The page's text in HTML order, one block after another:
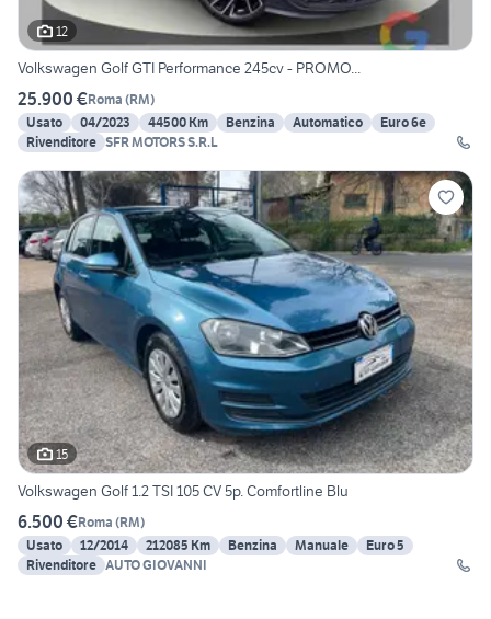
12
Volkswagen Golf GTI Performance 245cv - PROMO...
25.900 €Roma (RM)
Usato
04/2023 44500 Km Benzina Automatico
Euro 6e
Rivenditore SFR MOTORS S.R.L
15
Volkswagen Golf 1.2 TSI 105 CV 5p. Comfortline Blu
6.500 €Roma (RM)
Usato
12/2014 212085 Km Benzina Manuale
Euro 5
Rivenditore AUTO GIOVANNI